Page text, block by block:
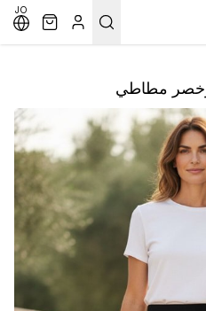
JO
وخصر مطاطي